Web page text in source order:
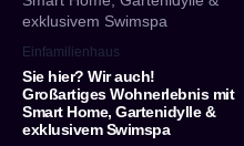
Einfamilienhaus
Sie hier? Wir auch!
Großartiges Wohnerlebnis mit
Smart Home, Gartenidylle &
exklusivem Swimspa